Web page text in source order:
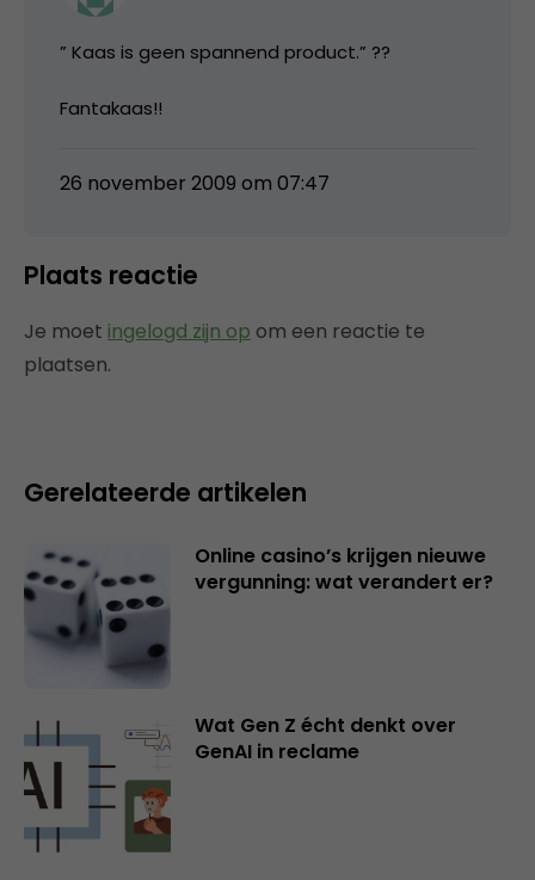
” Kaas is geen spannend product.” ??
Fantakaas!!
26 november 2009 om 07:47
Plaats reactie
Je moet ingelogd zijn op om een reactie te
plaatsen.
Gerelateerde artikelen
Online casino’s krijgen nieuwe
vergunning: wat verandert er?
Wat Gen Z écht denkt over
GenAI in reclame